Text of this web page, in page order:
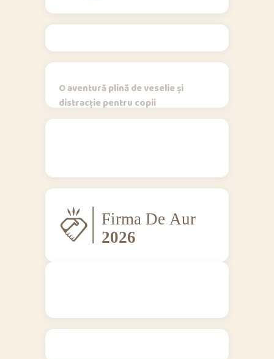
O aventură plină de veselie și
distracție pentru copii